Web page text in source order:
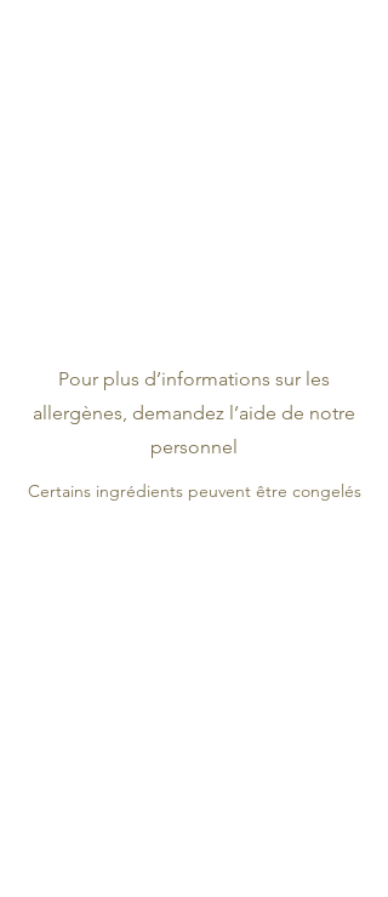
Pour plus d’informations sur les
allergènes, demandez l’aide de notre
personnel
Certains ingrédients peuvent être congelés